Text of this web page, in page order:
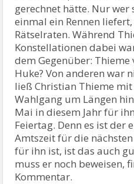
gerechnet hätte. Nur wer
einmal ein Rennen
Rätselraten. Während
Konstellationen dabei
dem Gegenüber: Thieme
Huke? Von anderen war
ließ Christian Thieme
Wahlgang um Längen
Mai in diesem Jahr für
Feiertag. Denn es ist der
Amtszeit für die
für ihn ist, ist das auch
muss er noch beweisen,
Kommentar.